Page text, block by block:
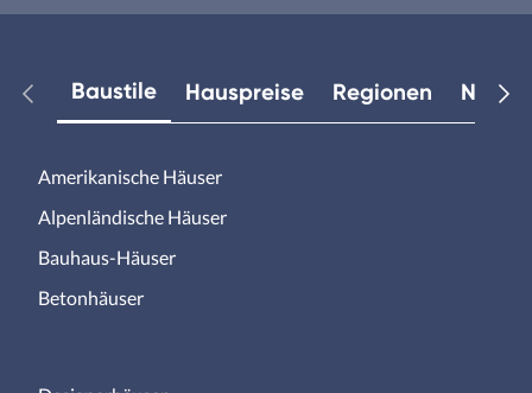
Baustile Hauspreise Regionen
Amerikanische Häuser
Alpenländische Häuser
Bauhaus-Häuser
Betonhäuser